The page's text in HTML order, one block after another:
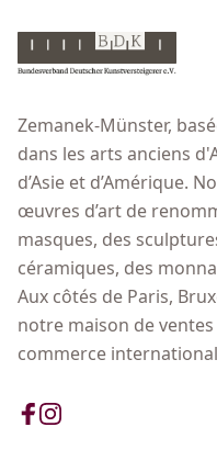
Zemanek-Münster,
dans les arts anciens
d’Asie et d’Amérique.
œuvres d’art de
masques, des
céramiques, des
Aux côtés de Paris,
notre maison de
commerce